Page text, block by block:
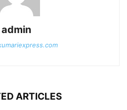
admin
ARTICLES